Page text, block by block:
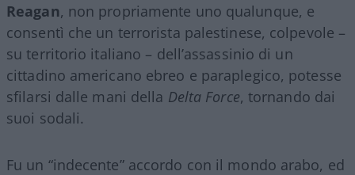
Reagan, non propriamente uno qualunque, e
consentì che un terrorista palestinese, colpevole –
su territorio italiano – dell’assassinio di un
cittadino americano ebreo e paraplegico, potesse
sfilarsi dalle mani della Delta Force, tornando dai
suoi sodali.
Fu un “indecente” accordo con il mondo arabo, ed